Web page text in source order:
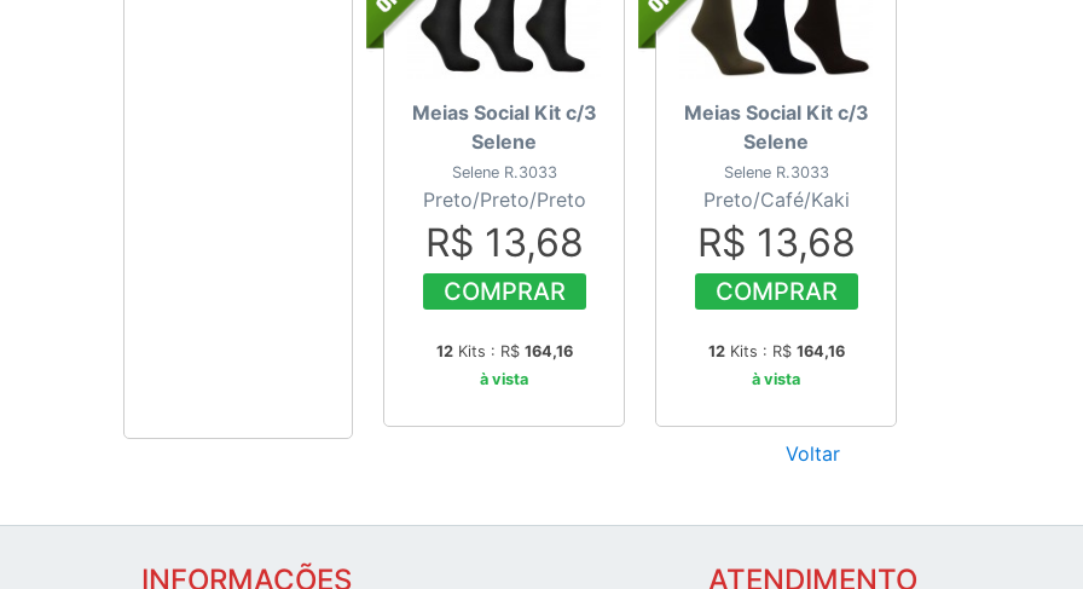
Meias Social Kit c/3
Selene
Selene R.3033
Preto/Preto/Preto
R$ 13,68
COMPRAR
12Kits : R$ 164,16
à vista
Meias Social Kit c/3
Selene
Selene R.3033
Preto/Café/Kaki
R$ 13,68
COMPRAR
12Kits : R$ 164,16
à vista
Voltar
INFORMAÇÕES ATENDIMENTO